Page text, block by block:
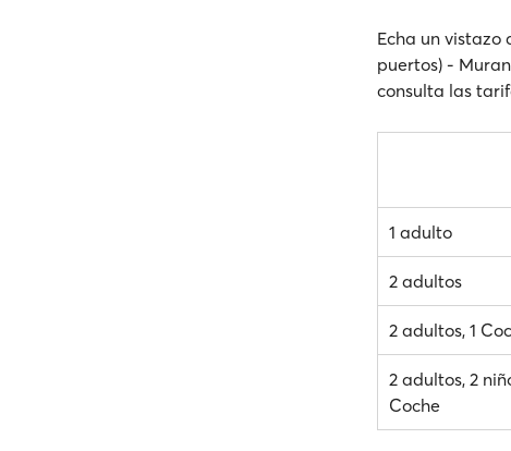
Echa un vistazo
puertos) -
consulta las
1 adulto
2 adultos
2 adultos, 1
2 adultos, 2
Coche